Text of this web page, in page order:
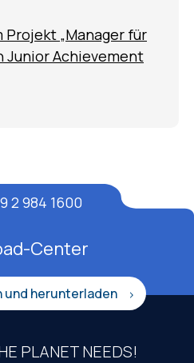
Projekt „Manager für
Junior Achievement
Center
und herunterladen
2 984 1600
PLANET NEEDS!